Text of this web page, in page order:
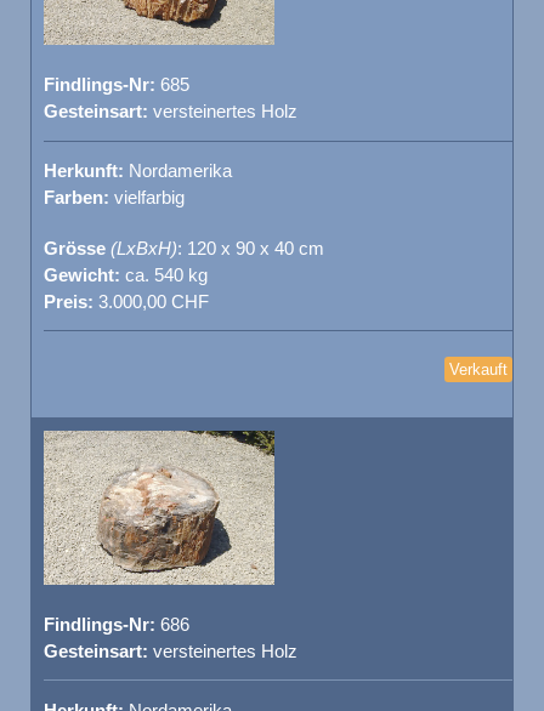
Findlings-Nr: 685
Gesteinsart: versteinertes Holz
Herkunft: Nordamerika
Farben: vielfarbig
Grösse (LxBxH): 120 x 90 x 40 cm
Gewicht: ca. 540 kg
Preis: 3.000,00 CHF
Verkauft
Findlings-Nr: 686
Gesteinsart: versteinertes Holz